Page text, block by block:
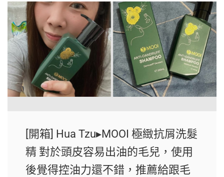
[開箱] Hua Tzu▸MOOI 極緻抗屑洗髮
精 對於頭皮容易出油的毛兒，使用
後覺得控油力還不錯，推薦給跟毛